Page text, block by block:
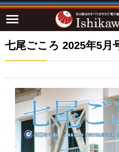
七尾ごころ 2025年5月